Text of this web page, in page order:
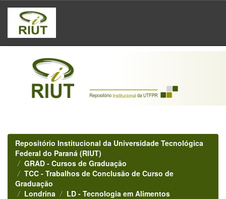
Skip
navigation
Repositório Institucional da Universidade Tecnológica
Federal do Paraná (RIUT)
GRAD - Cursos de Graduação
TCC - Trabalhos de Conclusão de Curso de
Graduação
Londrina
LD - Tecnologia em Alimentos